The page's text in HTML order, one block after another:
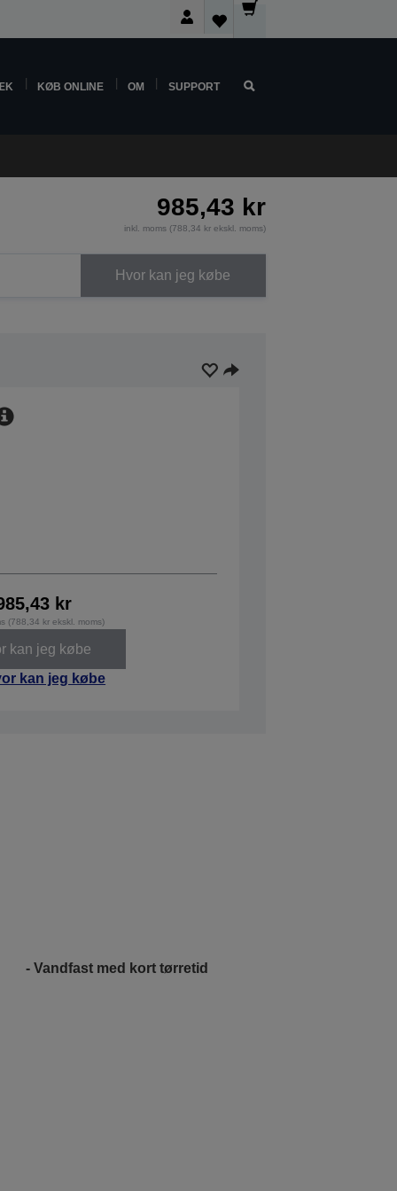
KØB ONLINE OM SUPPORT
985,43 kr
inkl. moms (788,34 kr ekskl. moms)
Hvor kan jeg købe
kr
(788,34 kr ekskl. moms)
kan jeg købe
kan jeg købe
- Vandfast med kort tørretid